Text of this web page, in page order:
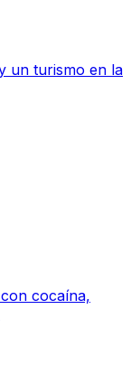
un turismo en la
cocaína,